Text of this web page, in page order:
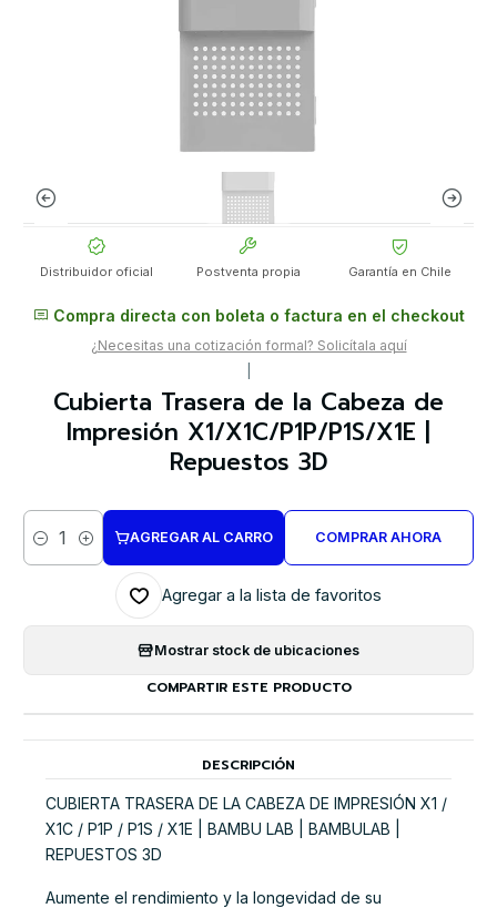
Distribuidor oficial Postventa propia Garantía en Chile
Compra directa con boleta o factura en el checkout
¿Necesitas una cotización formal? Solicítala aquí
Cubierta Trasera de la Cabeza de
Impresión X1/X1C/P1P/P1S/X1E |
Repuestos 3D
Cantidad
AGREGAR AL CARRO COMPRAR AHORA
Agregar a la lista de favoritos
Mostrar stock de ubicaciones
COMPARTIR ESTE PRODUCTO
DESCRIPCIÓN
CUBIERTA TRASERA DE LA CABEZA DE IMPRESIÓN X1 /
X1C / P1P / P1S / X1E | BAMBU LAB | BAMBULAB |
REPUESTOS 3D
Aumente el rendimiento y la longevidad de su